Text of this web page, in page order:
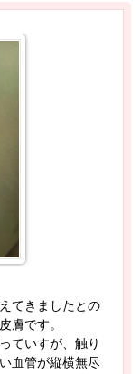
てきましたとの
膚です。
ていすが、触り
血管が縦横無尽